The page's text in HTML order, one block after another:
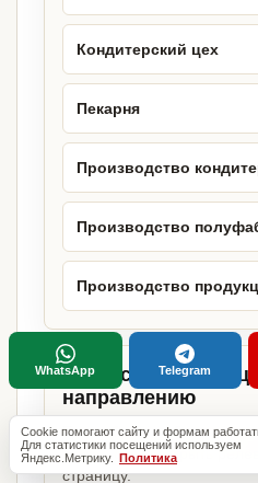
Кондитерский цех
Пекарня
Производство
Производство
Производство
Городские
направлению
Если объект работает в
можно сразу открыть
страницу.
Cookie помогают сайту и формам
Для статистики посещений используем
Яндекс.Метрику. Политика
WhatsApp Telegram